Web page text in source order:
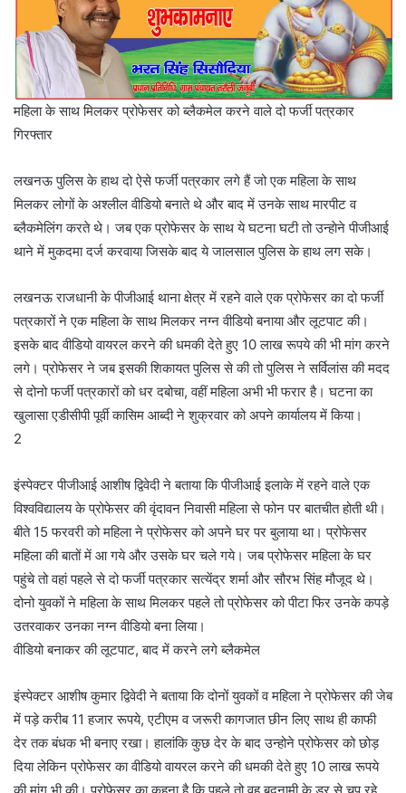
महिला के साथ मिलकर प्रोफेसर को ब्लैकमेल करने वाले दो फर्जी पत्रकार
गिरफ्तार
लखनऊ पुलिस के हाथ दो ऐसे फर्जी पत्रकार लगे हैं जो एक महिला के साथ
मिलकर लोगों के अश्लील वीडियो बनाते थे और बाद में उनके साथ मारपीट व
ब्लैकमेलिंग करते थे। जब एक प्रोफेसर के साथ ये घटना घटी तो उन्हाेने पीजीआई
थाने में मुकदमा दर्ज करवाया जिसके बाद ये जालसाल पुलिस के हाथ लग सके।
लखनऊ राजधानी के पीजीआई थाना क्षेत्र में रहने वाले एक प्रोफेसर का दो फर्जी
पत्रकारों ने एक महिला के साथ मिलकर नग्न वीडियो बनाया और लूटपाट की।
इसके बाद वीडियो वायरल करने की धमकी देते हुए 10 लाख रूपये की भी मांग करने
लगे। प्रोफेसर ने जब इसकी शिकायत पुलिस से की तो पुलिस ने सर्विलांस की मदद
से दोनो फर्जी पत्रकारों को धर दबोचा, वहीं महिला अभी भी फरार है। घटना का
खुलासा एडीसीपी पूर्वी कासिम आब्दी ने शुक्रवार को अपने कार्यालय में किया।
2
इंस्पेक्टर पीजीआई आशीष द्विवेदी ने बताया कि पीजीआई इलाके में रहने वाले एक
विश्वविद्यालय के प्रोफेसर की वृंदावन निवासी महिला से फोन पर बातचीत होती थी।
बीते 15 फरवरी को महिला ने प्रोफेसर को अपने घर पर बुलाया था। प्रोफेसर
महिला की बातों में आ गये और उसके घर चले गये। जब प्रोफेसर महिला के घर
पहुंचे तो वहां पहले से दो फर्जी पत्रकार सत्येंद्र शर्मा और सौरभ सिंह मौजूद थे।
दोनो युवकों ने महिला के साथ मिलकर पहले तो प्रोफेसर को पीटा फिर उनके कपड़े
उतरवाकर उनका नग्न वीडियो बना लिया।
वीडियो बनाकर की लूटपाट, बाद में करने लगे ब्लैकमेल
इंस्पेक्टर आशीष कुमार द्विवेदी ने बताया कि दोनों युवकों व महिला ने प्रोफेसर की जेब
में पड़े करीब 11 हजार रूपये, एटीएम व जरूरी कागजात छीन लिए साथ ही काफी
देर तक बंधक भी बनाए रखा। हालांकि कुछ देर के बाद उन्होने प्रोफेसर को छोड़
दिया लेकिन प्रोफेसर का वीडियो वायरल करने की धमकी देते हुए 10 लाख रूपये
की मांग भी की। प्रोफेसर का कहना है कि पहले तो वह बदनामी के डर से चुप रहे